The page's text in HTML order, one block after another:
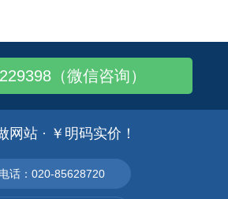
型网站建设核心点
歌推广的外贸网站
（微信咨询）
网站 · ￥明码实价！
电话：020-85628720